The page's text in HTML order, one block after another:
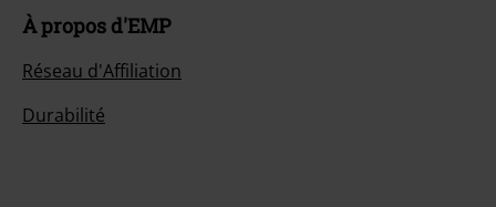
À propos d'EMP
Réseau d'Affiliation
Durabilité